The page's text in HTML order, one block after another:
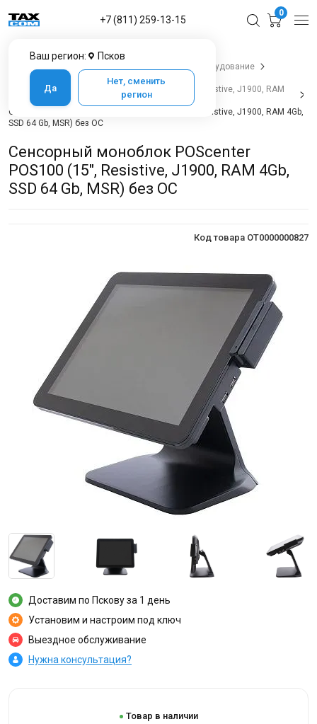
Ваш регион: Псков
Да
Нет, сменить
регион
+7 (811) 259-13-15
0
POS-оборудование
POS-моноблоки
Сенсорный моноблок POScenter POS100 (15", Resistive, J1900, RAM
4Gb, SSD 64 Gb, MSR) без ОС
Сенсорный моноблок POScenter POS100 (15", Resistive, J1900, RAM 4Gb,
SSD 64 Gb, MSR) без ОС
Сенсорный моноблок POScenter
POS100 (15", Resistive, J1900, RAM 4Gb,
SSD 64 Gb, MSR) без ОС
Код товара OT0000000827
Доставим по Пскову за 1 день
Установим и настроим под ключ
Выездное обслуживание
Нужна консультация?
Товар в наличии